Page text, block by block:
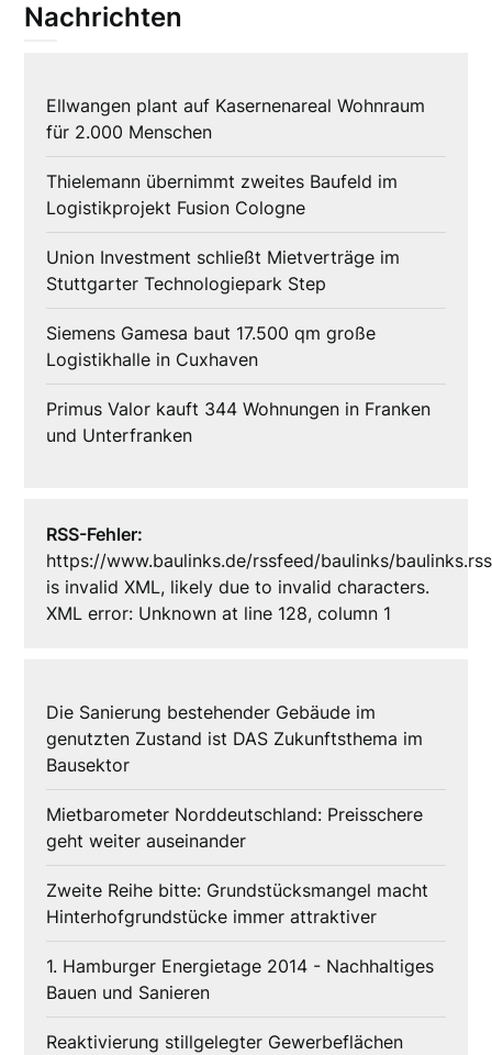
Nachrichten
Ellwangen plant auf Kasernenareal Wohnraum
für 2.000 Menschen
Thielemann übernimmt zweites Baufeld im
Logistikprojekt Fusion Cologne
Union Investment schließt Mietverträge im
Stuttgarter Technologiepark Step
Siemens Gamesa baut 17.500 qm große
Logistikhalle in Cuxhaven
Primus Valor kauft 344 Wohnungen in Franken
und Unterfranken
RSS-Fehler:
https://www.baulinks.de/rssfeed/baulinks/baulinks.rss
is invalid XML, likely due to invalid characters.
XML error: Unknown at line 128, column 1
Die Sanierung bestehender Gebäude im
genutzten Zustand ist DAS Zukunftsthema im
Bausektor
Mietbarometer Norddeutschland: Preisschere
geht weiter auseinander
Zweite Reihe bitte: Grundstücksmangel macht
Hinterhofgrundstücke immer attraktiver
1. Hamburger Energietage 2014 - Nachhaltiges
Bauen und Sanieren
Reaktivierung stillgelegter Gewerbeflächen